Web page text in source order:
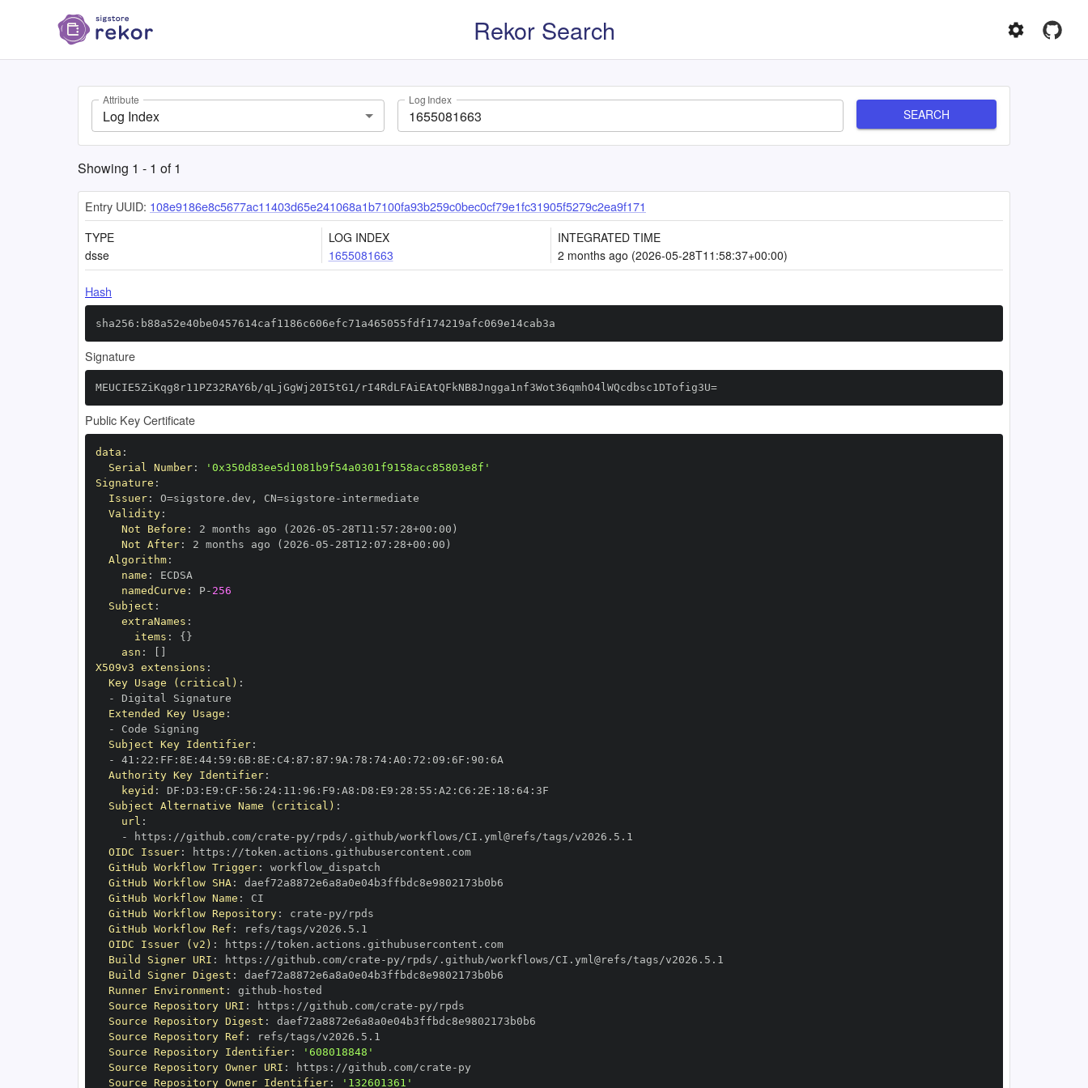
Rekor Search
Attribute
Log Index
Log Index
SEARCH
Showing 1 - 1 of1
Entry UUID: 108e9186e8c5677ac11403d65e241068a1b7100fa93b259c0bec0cf79e1fc31905f5279c2ea9f171
TYPE
dsse
LOG INDEX
1655081663
INTEGRATED TIME
2 months ago (2026-05-28T11:58:37+00:00)
Hash
sha256:b88a52e40be0457614caf1186c606efc71a465055fdf174219afc069e14cab3a
Signature
MEUCIE5ZiKqg8r11PZ32RAY6b/qLjGgWj20I5tG1/rI4RdLFAiEAtQFkNB8Jngga1nf3Wot36qmhO4lWQcdbsc1DTofig3U=
Public Key Certificate
data :
Serial Number:
'0x350d83ee5d1081b9f54a0301f9158acc85803e8f'
Signature :
Issuer: O=sigstore.dev , CN=sigstore -
Validity:
Not Before : 2 months ago (2026 -05 - 28T11 : 57 : 28+00 :
Not After: 2 months ago (2026 -05 - 28T12 : 07 : 28+00 :
Algorithm:
name :
namedCurve : P- 256
Subject :
extraNames :
items : { }
asn :
X509v3 extensions :
Key Usage (critical) :
-
Extended Key Usage :
-
Subject Key Identifier:
-
41 : 22 : FF : 8E : 44: 59 : 6B: 8E : C4: 87 : 87 : 9A : 78 : 74: A0 : 72 : 09 : 6F : 90 :
Authority Key Identifier:
keyid : DF : D3 : E9 : CF : 56 : 24: 11 : 96 : F9 : A8 : D8 : E9 : 28 : 55 : A2 : C6 : 2E : 18 : 64:
Subject Alternative Name (critical) :
url :
-
https : //github.com/crate -
OIDC Issuer: https :
//token.actions.githubusercontent.com
GitHub Workflow Trigger:
GitHub Workflow SHA:
GitHub Workflow Name :
GitHub Workflow Repository: crate -
GitHub Workflow Ref :
OIDC Issuer (v2) : https :
//token.actions.githubusercontent.com
Build Signer URI : https : //github.com/crate -
Build Signer Digest :
Runner Environment : github -
Source Repository URI : https : //github.com/crate -
Source Repository Digest :
Source Repository Ref :
Source Repository Identifier:
'608018848'
Source Repository Owner URI : https : //github.com/crate -
Source Repository Owner Identifier: '132601361'